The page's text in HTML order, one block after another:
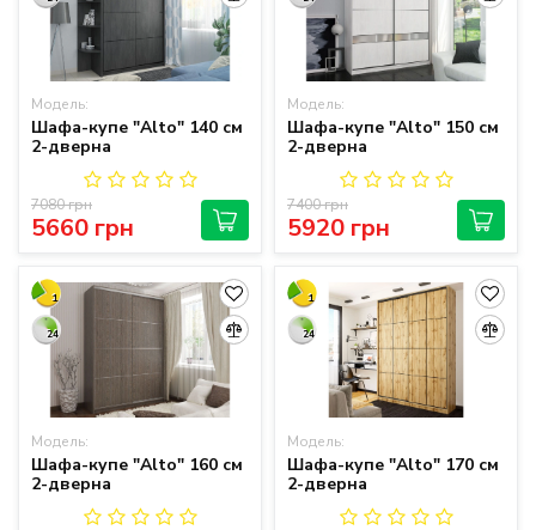
Модель:
Шафа-купе "Alto" 140 см
2-дверна
5660 грн
7080 грн
Модель:
Шафа-купе "Alto" 150 см
2-дверна
5920 грн
7400 грн
1
24
Модель:
Шафа-купе "Alto" 160 см
2-дверна
1
24
Модель:
Шафа-купе "Alto" 170 см
2-дверна